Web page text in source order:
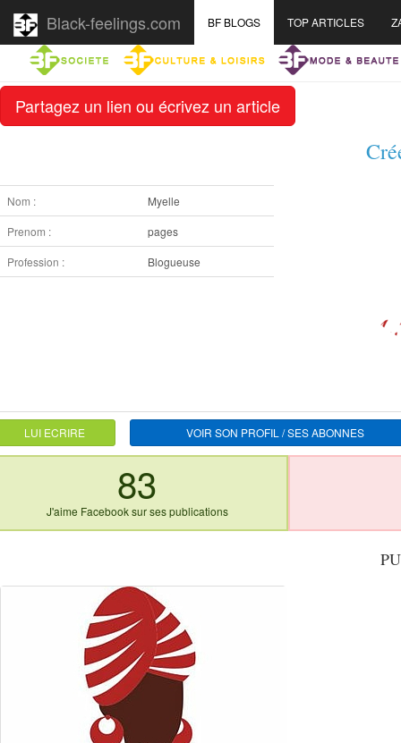
Partagez un lien ou écrivez un article
Black-feelings.com BF BLOGS TOP ARTICLES
Nom :
Myelle
Prenom :
pages
Profession :
Blogueuse
LUI ECRIRE VOIR SON PROFIL / SES ABONNES
83
J'aime Facebook sur ses publications